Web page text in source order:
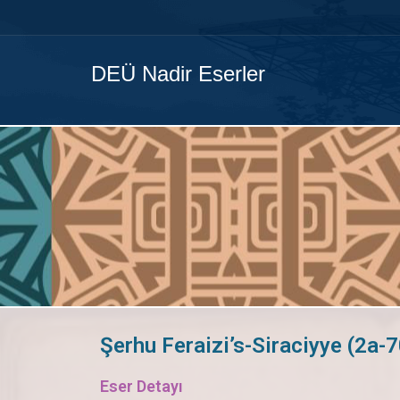
DEÜ Nadir Eserler
Şerhu Feraizi’s-Siraciyye (2a-
Eser Detayı